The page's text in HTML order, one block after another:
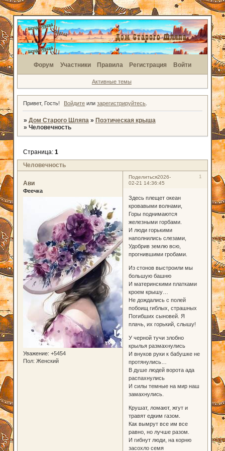
Форум Участники Правила Регистрация Войти
Активные темы
Привет, Гость! Войдите илизарегистрируйтесь
» Дом Старого Шляпа » Поэтическая крыша
» Человечность
Человечность
Страница: 1
Поделиться 1
2026-
02-21 14:36:45
Ави
Феечка
Уважение: +5454
Пол: Женский
Здесь плещет океан
кровавыми волнами,
Горы поднимаются
железными горбами.
И люди горькими
наполнились слезами,
Удобрив землю всю,
прогнившими гробами.
Из стонов выстроили мы
большую башню
И материнскими платками
кроем крышу…
Не дождались с полей
побоищ гиблых, страшных
Погибших сыновей. Я
плачь, их горький, слышу!
У черной тучи злобно
крылья размахнулись
И внуков руки к бабушке не
протянулись…
В душе людей ворота ада
распахнулись
И силы темные на мир наш
замахнулись.
Крушат, ломают, жгут и
травят едким газом.
Как вымрут все им все
равно, но лучше разом.
И гибнут люди, на корню
засохло семя